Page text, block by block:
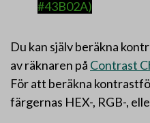
#43B02A)
Du kan själv beräkna
av räknaren på Contrast
För att beräkna
färgernas HEX-, RGB-,